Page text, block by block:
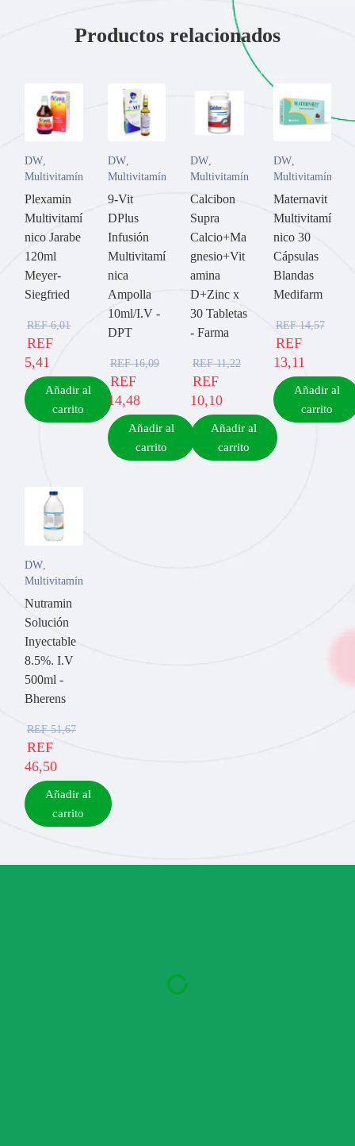
Productos relacionados
DW,
Multivitamínicos
Plexamin
Multivitamí
nico Jarabe
120ml
Meyer-
Siegfried
REF6,01
REF
5,41
Añadir al
carrito
DW,
Multivitamínicos
9-Vit
DPlus
Infusión
Multivitamí
nica
Ampolla
10ml/I.V -
DPT
REF16,09
REF
14,48
Añadir al
carrito
DW,
Multivitamínicos
Calcibon
Supra
Calcio+Ma
gnesio+Vit
amina
D+Zinc x
30 Tabletas
- Farma
REF11,22
REF
10,10
Añadir al
carrito
DW,
Multivitamínicos
Maternavit
Multivitamí
nico 30
Cápsulas
Blandas
Medifarm
REF14,57
REF
13,11
Añadir al
carrito
DW
Multivitamínicos
Nutramin
Solución
Inyectable
8.5%. I.V
500ml -
Bherens
REF51,67
REF
46,50
Añadir al
carrito